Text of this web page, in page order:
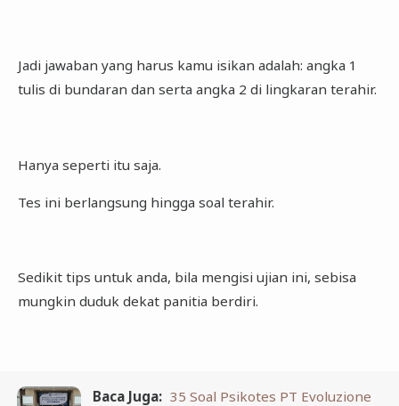
Jadi jawaban yang harus kamu isikan adalah: angka 1
tulis di bundaran dan serta angka 2 di lingkaran terahir.
Hanya seperti itu saja.
Tes ini berlangsung hingga soal terahir.
Sedikit tips untuk anda, bila mengisi ujian ini, sebisa
mungkin duduk dekat panitia berdiri.
Baca Juga: 35 Soal Psikotes PT Evoluzione